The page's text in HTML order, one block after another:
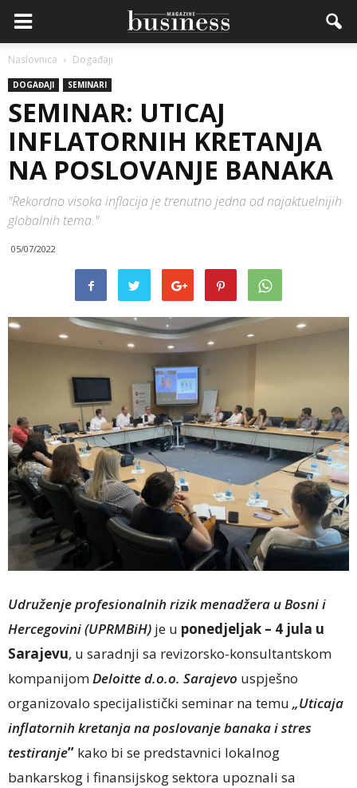
Naslovnica Događaji
DOGAĐAJI SEMINARI
SEMINAR: UTICAJ
INFLATORNIH KRETANJA
NA POSLOVANJE BANAKA
"Rekordno visoka inflacija je trenutno jedna od najaktuelnijih
globalnih tema."
05/07/2022
Udruženje profesionalnih rizik menadžera u Bosni i
Hercegovini (UPRMBiH) je u ponedjeljak – 4 jula u
Sarajevu, u saradnji sa revizorsko-konsultantskom
kompanijomDeloitte d.o.o. Sarajevo uspješno
organizovalo specijalistički seminar na temu „Uticaja
inflatornih kretanja na poslovanje banaka i stres
testiranje” kako bi se predstavnici lokalnog
bankarskog i finansijskog sektora upoznali sa